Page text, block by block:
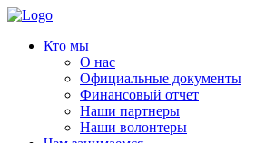
Кто мы
О нас
Официальные документы
Финансовый отчет
Наши партнеры
Наши волонтеры